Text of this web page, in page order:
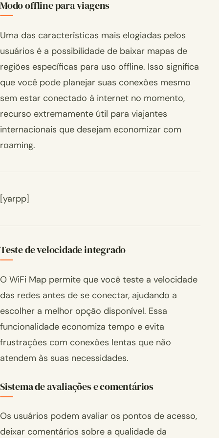
Modo offline para viagens
Uma das características mais elogiadas pelos
usuários é a possibilidade de baixar mapas de
regiões específicas para uso offline. Isso significa
que você pode planejar suas conexões mesmo
sem estar conectado à internet no momento,
recurso extremamente útil para viajantes
internacionais que desejam economizar com
roaming.
[yarpp]
Teste de velocidade integrado
O WiFi Map permite que você teste a velocidade
das redes antes de se conectar, ajudando a
escolher a melhor opção disponível. Essa
funcionalidade economiza tempo e evita
frustrações com conexões lentas que não
atendem às suas necessidades.
Sistema de avaliações e comentários
Os usuários podem avaliar os pontos de acesso,
deixar comentários sobre a qualidade da